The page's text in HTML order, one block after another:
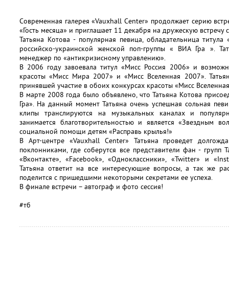
Современная галерея «Vauxhall Center» продолжает серию
«Гость месяца» и приглашает 11 декабря на дружескую встречу
Татьяна Котова - популярная певица, обладательница
российско-украинской женской поп-группы « ВИА Гра ».
менеджер по «антикризисному управлению».
В 2006 году завоевала титул «Мисс Россия 2006» и
красоты «Мисс Мира 2007» и «Мисс Вселенная 2007».
принявшей участие в обоих конкурсах красоты «Мисс
В марте 2008 года было объявлено, что Татьяна Котова
Гра». На данный момент Татьяна очень успешная сольная
клипы транслируются на музыкальных каналах и
занимается благотворительностью и является «Звездным
социальной помощи детям «Расправь крылья!»
В Арт-центре «Vauxhall Center» Татьяна проведет
поклонниками, где соберутся все представители фан - групп
«Вконтакте», «Facebook», «Одноклассники», «Twitter» и
Татьяна ответит на все интересующие вопросы, а так же
поделится с пришедшими некоторыми секретами ее успеха.
В финале встречи – автограф и фото сессия!
#тб